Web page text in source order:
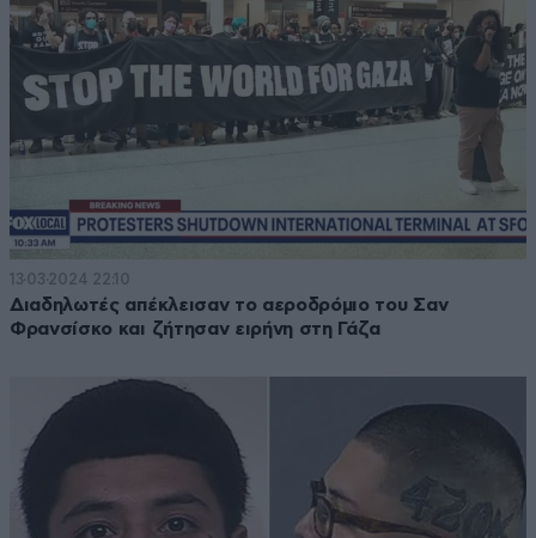
13·03·2024 22:10
Διαδηλωτές απέκλεισαν το αεροδρόμιο του Σαν
Φρανσίσκο και ζήτησαν ειρήνη στη Γάζα